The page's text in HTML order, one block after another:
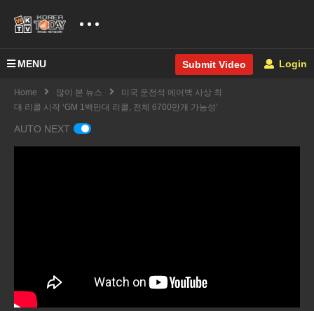
MENU Submit Video Login
Home 많이 본 뉴스
미국 운전석 에어백 사상 최
대 리콜 시작 ‘GM 1백만대 리콜, 전체 6700만개 가능성’
AUTO NEXT